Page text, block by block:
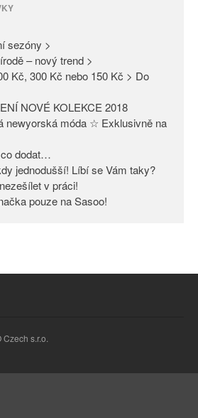
KOLEKCE 2018
DIVERSE – světová newyorská
móda ☆ Exklusivně na Sasoo
Odlišit se nebylo nikdy
práci!
DIVERSE – nová značka pouze
na Sasoo!
sezóny >
– nový trend >
Kč, 300 Kč nebo 150 Kč > Do
NOVÉ KOLEKCE 2018
newyorská móda ☆ Exklusivně na
dodat…
jednodušší! Líbí se Vám taky?
v práci!
pouze na Sasoo!
s.r.o.